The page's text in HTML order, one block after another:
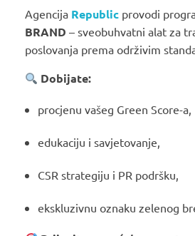
Agencija Republic provodi
BRAND – sveobuhvatni alat za
poslovanja prema održivim
Dobijate:
procjenu vašeg Green Score-a,
edukaciju i savjetovanje,
CSR strategiju i PR podršku,
ekskluzivnu oznaku zelenog